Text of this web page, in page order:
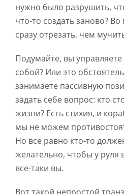
нужно было разрушить,
что-то создать заново?
сразу отрезать, чем
Подумайте, вы
собой? Или это
занимаете пассивную
задать себе вопрос: кто
жизни? Есть стихия, и
мы не можем
Но все равно кто-то
желательно, чтобы у руля
все-таки вы.